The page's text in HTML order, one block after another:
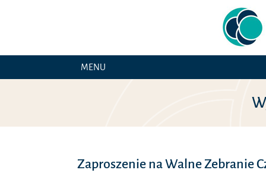
MENU
Zaproszenie na Walne Zebranie